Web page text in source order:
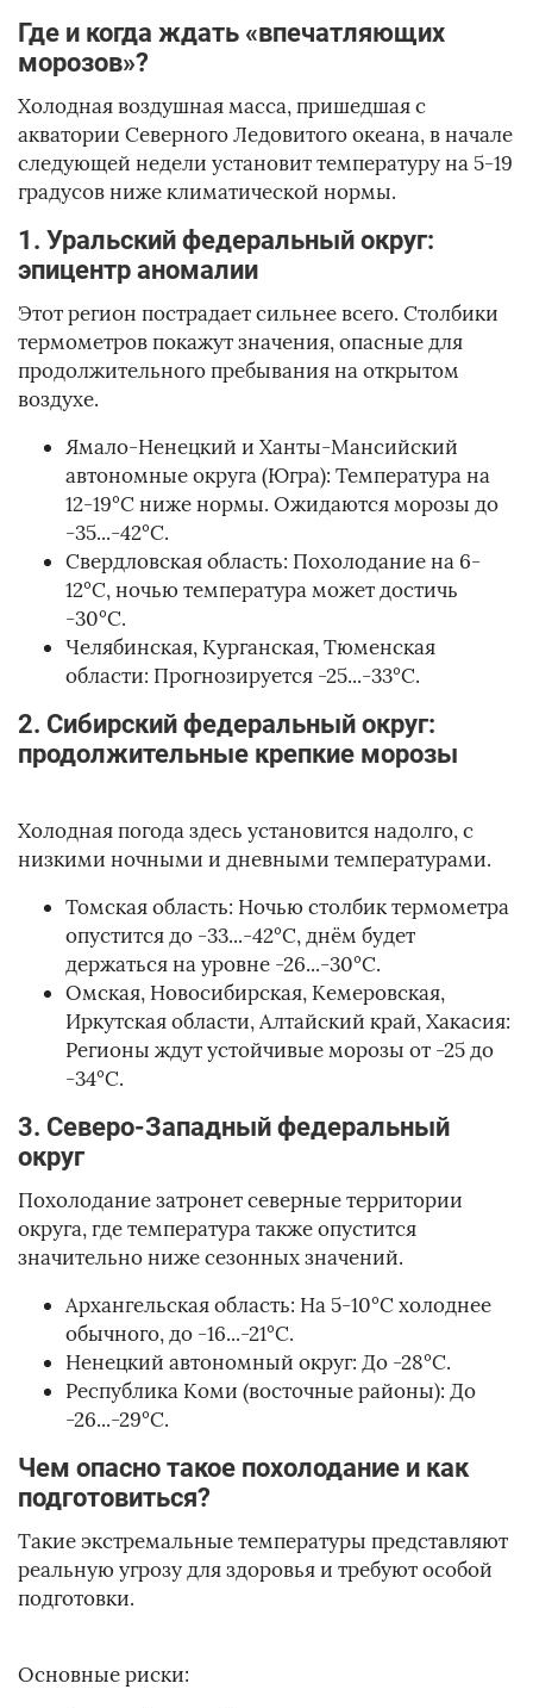
Где и когда ждать «впечатляющих
морозов»?
Холодная воздушная масса, пришедшая с
акватории Северного Ледовитого океана, в начале
следующей недели установит температуру на 5-19
градусов ниже климатической нормы.
1. Уральский федеральный округ:
эпицентр аномалии
Этот регион пострадает сильнее всего. Столбики
термометров покажут значения, опасные для
продолжительного пребывания на открытом
воздухе.
Ямало-Ненецкий и Ханты-Мансийский
автономные округа (Югра): Температура на
12-19°C ниже нормы. Ожидаются морозы до
-35...-42°C.
Свердловская область: Похолодание на 6-
12°C, ночью температура может достичь
-30°C.
Челябинская, Курганская, Тюменская
области: Прогнозируется -25...-33°C.
2. Сибирский федеральный округ:
продолжительные крепкие морозы
Холодная погода здесь установится надолго, с
низкими ночными и дневными температурами.
Томская область: Ночью столбик термометра
опустится до -33...-42°C, днём будет
держаться на уровне -26...-30°C.
Омская, Новосибирская, Кемеровская,
Иркутская области, Алтайский край, Хакасия:
Регионы ждут устойчивые морозы от -25 до
-34°C.
3. Северо-Западный федеральный
округ
Похолодание затронет северные территории
округа, где температура также опустится
значительно ниже сезонных значений.
Архангельская область: На 5-10°C холоднее
обычного, до -16...-21°C.
Ненецкий автономный округ: До -28°C.
Республика Коми (восточные районы): До
-26...-29°C.
Чем опасно такое похолодание и как
подготовиться?
Такие экстремальные температуры представляют
реальную угрозу для здоровья и требуют особой
подготовки.
Основные риски: